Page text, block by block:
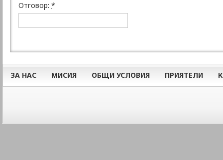
Отговор: *
ЗА НАС МИСИЯ ОБЩИ УСЛОВИЯ ПРИЯТЕЛИ